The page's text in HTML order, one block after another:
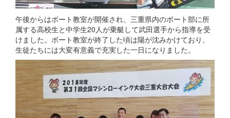
午後からはボート教室が開催され、三重県内のボート部に所
属する高校生と中学生20人が乗艇して武田選手から指導を受
けました。ボート教室が終了した頃は陽が沈みかけており、
生徒たちには大変有意義で充実した一日になりました。